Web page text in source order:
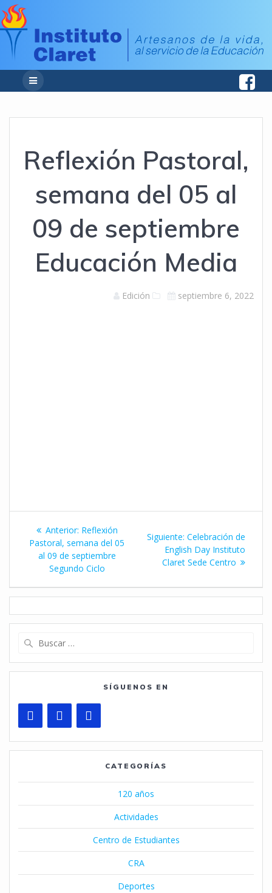
Reflexión Pastoral,
semana del 05 al
09 de septiembre
Educación Media
Edición septiembre 6, 2022
Navegación
de
entradas
Anterior: Entrada
anterior:
Reflexión
Pastoral, semana del 05
al 09 de septiembre
Segundo Ciclo
Siguiente: Siguiente
entrada:
Celebración de
English Day Instituto
Claret Sede Centro
SÍGUENOS EN
CATEGORÍAS
120 años
Actividades
Centro de Estudiantes
CRA
Deportes